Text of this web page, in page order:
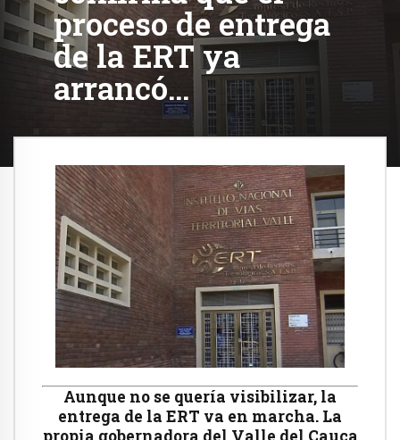
proceso de entrega
de la ERT ya
arrancó…
Aunque no se quería visibilizar, la
entrega de la ERT va en marcha. La
propia gobernadora del Valle del Cauca